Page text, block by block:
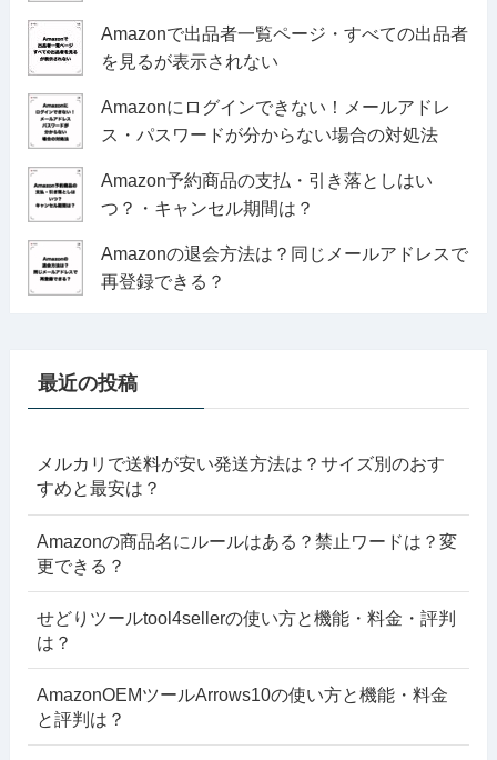
Amazonで出品者一覧ページ・すべての出品者
を見るが表示されない
Amazonにログインできない！メールアドレ
ス・パスワードが分からない場合の対処法
Amazon予約商品の支払・引き落としはい
つ？・キャンセル期間は？
Amazonの退会方法は？同じメールアドレスで
再登録できる？
最近の投稿
メルカリで送料が安い発送方法は？サイズ別のおす
すめと最安は？
Amazonの商品名にルールはある？禁止ワードは？変
更できる？
せどりツールtool4sellerの使い方と機能・料金・評判
は？
AmazonOEMツールArrows10の使い方と機能・料金
と評判は？